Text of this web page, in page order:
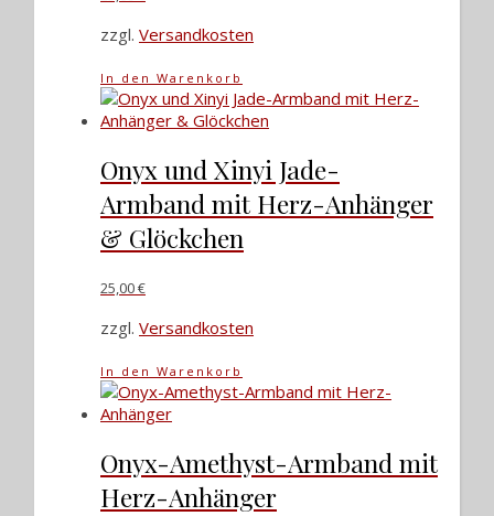
der
werden
zzgl. Versandkosten
In den Warenkorb
Onyx und Xinyi Jade-
Armband mit Herz-Anhänger
& Glöckchen
25,00€
zzgl. Versandkosten
In den Warenkorb
Onyx-Amethyst-Armband mit
Herz-Anhänger